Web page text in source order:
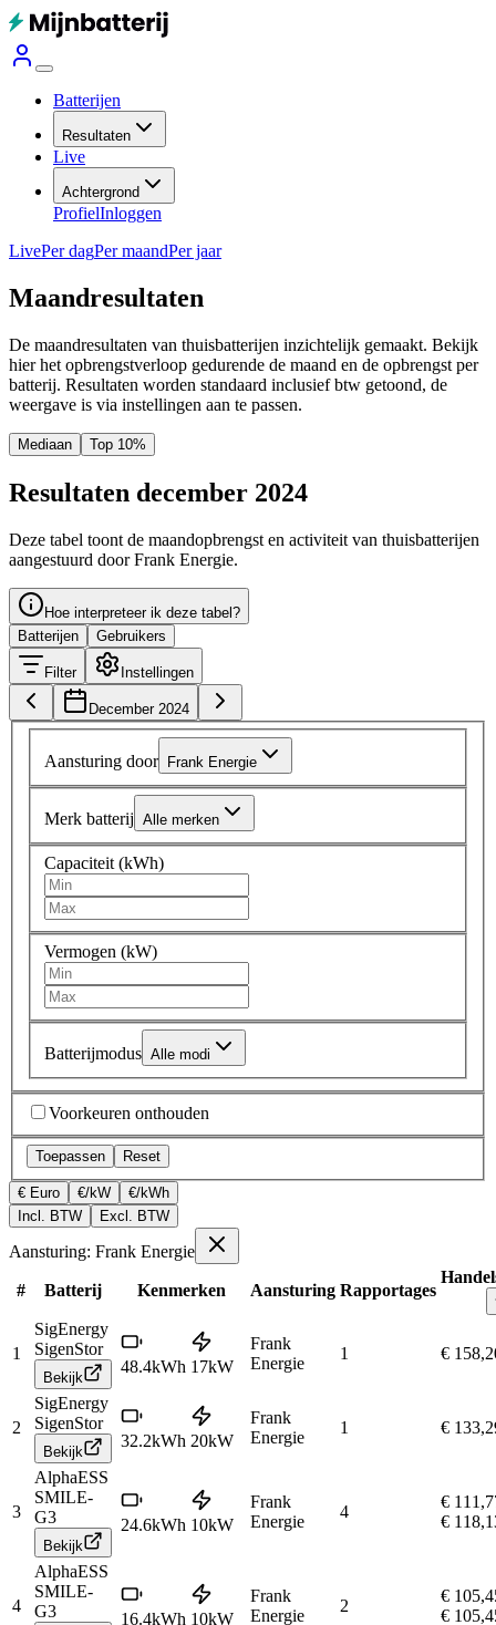
Batterijen
Resultaten
Live
Achtergrond
ProfielInloggen
LivePer dagPer maandPer jaar
Maandresultaten
De maandresultaten van thuisbatterijen inzichtelijk gemaakt. Bekijk
hier het opbrengstverloop gedurende de maand en de opbrengst per
batterij. Resultaten worden standaard inclusief btw getoond, de
weergave is via instellingen aan te passen.
Mediaan Top 10%
Resultaten december 2024
Deze tabel toont de maandopbrengst en activiteit van thuisbatterijen
aangestuurd door Frank Energie.
Hoe interpreteer ik deze tabel?
Batterijen
Gebruikers
Filter Instellingen
December 2024
Aansturing door Frank Energie
Merk batterij Alle merken
Capaciteit (kWh)
Vermogen (kW)
Batterijmodus Alle modi
Voorkeuren onthouden
Toepassen Reset
€ Euro €/kW
€/kWh
Incl. BTW
Excl. BTW
Aansturing: Frank Energie
# Batterij Kenmerken Aansturing Rapportages
1
SigEnergy
SigenStor
Bekijk
48.4kWh 17kW
Frank
Energie
1 €
2
SigEnergy
SigenStor
Bekijk
32.2kWh 20kW
Frank
Energie
1 €
3
AlphaESS
SMILE-
G3
Bekijk
24.6kWh 10kW
Frank
Energie
4
€
€
4
AlphaESS
SMILE-
G3
16.4kWh 10kW
Frank
Energie
2
€
€